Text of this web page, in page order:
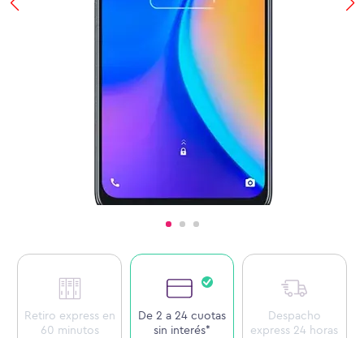
Retiro express en
60 minutos
De 2 a 24 cuotas
sin interés*
Despacho
express 24 horas